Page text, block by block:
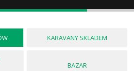
KARAVANY SKLADEM
BAZAR